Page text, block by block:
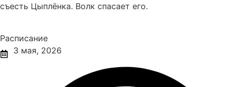
съесть Цыплёнка. Волк спасает его.
Расписание
3 мая, 2026